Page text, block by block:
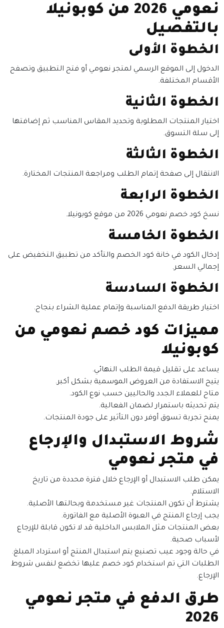
نعومي 2026 من كوبونيلا
بالتفصيل
الخطوة الأولى
الدخول إلى الموقع الرسمي لمتجر نعومي أو فتح التطبيق وتصفح
الأقسام المختلفة.
الخطوة الثانية
اختيار المنتجات المطلوبة وتحديد المقاس المناسب ثم إضافتها
إلى سلة التسوق.
الخطوة الثالثة
الانتقال إلى صفحة إتمام الطلب ومراجعة المنتجات المختارة.
الخطوة الرابعة
نسخ كود خصم نعومي 2026 من موقع كوبونيلا.
الخطوة الخامسة
إدخال الكود في خانة كود الخصم والتأكد من تطبيق التخفيض على
إجمالي السعر.
الخطوة السادسة
اختيار طريقة الدفع المناسبة وإتمام عملية الشراء بنجاح.
مميزات كود خصم نعومي من
كوبونيلا
يساعد على تقليل قيمة الطلب النهائي.
يتيح الاستفادة من العروض الموسمية بشكل أكبر.
متاح للعملاء الجدد والحاليين حسب نوع الكود.
يتم تحديثه باستمرار لضمان الفعالية.
يمنح تجربة تسوق أوفر دون التأثير على جودة المنتجات.
شروط الاستبدال والإرجاع
في متجر نعومي
يمكن طلب الاستبدال أو الإرجاع خلال فترة محددة من تاريخ
الاستلام.
يشترط أن تكون المنتجات غير مستخدمة وبحالتهـا الأصلية.
يجب إرجاع المنتج في العبوة الأصلية مع الفاتورة.
بعض المنتجات مثل الملابس الداخلية قد لا تكون قابلة للإرجاع
لأسباب صحية.
في حالة وجود عيب تصنيع يتم استبدال المنتج أو استرداد المبلغ.
الطلبات التي تم استخدام كود خصم عليها تخضع لنفس شروط
الإرجاع.
طرق الدفع في متجر نعومي
2026